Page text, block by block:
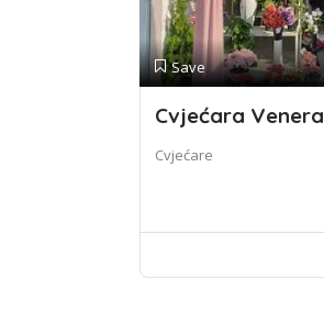
Save
Cvjećara Venera
Cvjećare